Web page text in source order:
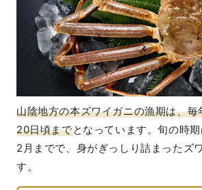
山陰地方の本ズワイガニの漁期は、
20日頃までとなっています。旬の時
2月までで、身がぎっしり詰まったズ
す。